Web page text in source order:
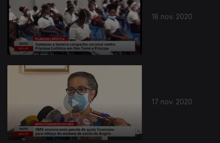
18 nov. 2020
17 nov. 2020